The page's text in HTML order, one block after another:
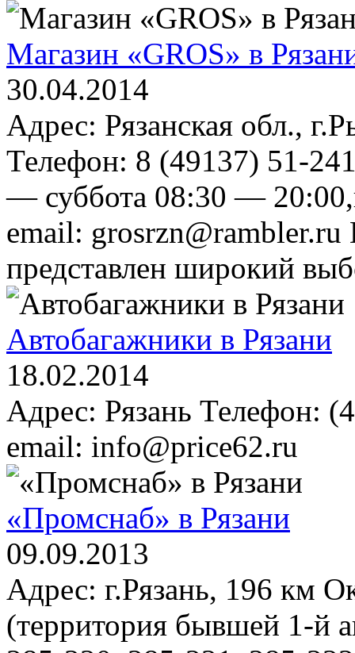
Магазин «GROS» в
30.04.2014
Адрес: Рязанская обл.,
Телефон: 8 (49137) 51-
— суббота 08:30 —
email: grosrzn@rambler.ru
представлен широкий
Автобагажники в Рязани
18.02.2014
Адрес: Рязань Телефон:
email: info@price62.ru
«Промснаб» в Рязани
09.09.2013
Адрес: г.Рязань, 196 км
(территория бывшей 1-й